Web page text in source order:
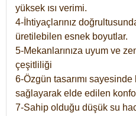
yüksek ısı verimi.
4-İhtiyaçlarınız
üretilebilen esnek boyutlar.
5-Mekanlarınıza uyum ve
çeşitliliği
6-Özgün tasarımı sayesinde
sağlayarak elde edilen
7-Sahip olduğu düşük su